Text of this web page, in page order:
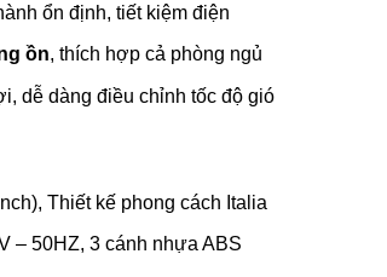
ổn định, tiết kiệm điện
ồn, thích hợp cả phòng ngủ
dễ dàng điều chỉnh tốc độ gió
Thiết kế phong cách Italia
– 50HZ, 3 cánh nhựa ABS